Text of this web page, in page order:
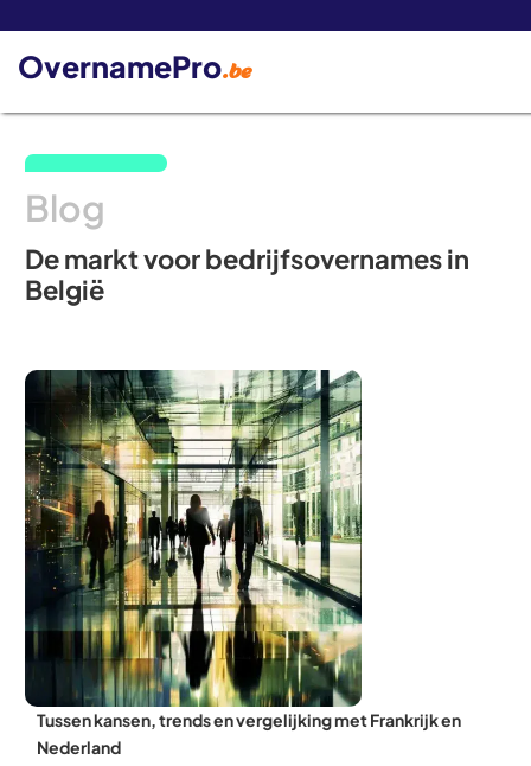
OvernamePro.be
Blog
De markt voor bedrijfsovernames in
België
Tussen kansen, trends en vergelijking met Frankrijk en
Nederland